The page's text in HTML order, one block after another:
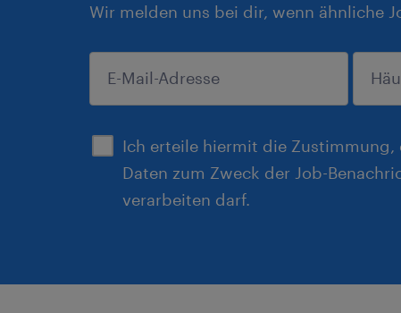
Wir melden uns bei dir, wenn ähnliche
Ich erteile hiermit die
Daten zum Zweck der Job-
verarbeiten darf.
einreichen